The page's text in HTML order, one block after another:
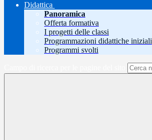
Didattica
Panoramica
Offerta formativa
I progetti delle classi
Programmazioni didattiche iniziali
Programmi svolti